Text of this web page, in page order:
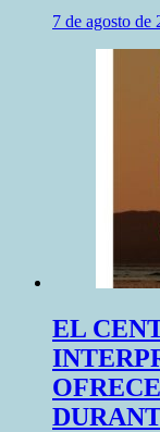
7 de agosto de
EL